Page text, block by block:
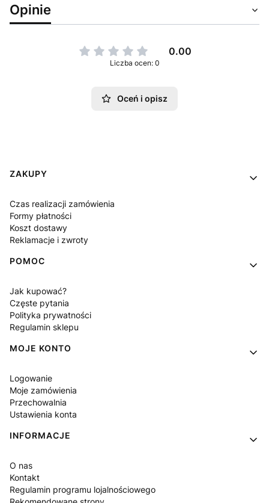
Opinie
0.00
Liczba ocen: 0
Oceń i opisz
Linki w stopce
ZAKUPY
Czas realizacji zamówienia
Formy płatności
Koszt dostawy
Reklamacje i zwroty
POMOC
Jak kupować?
Częste pytania
Polityka prywatności
Regulamin sklepu
MOJE KONTO
Logowanie
Moje zamówienia
Przechowalnia
Ustawienia konta
INFORMACJE
O nas
Kontakt
Regulamin programu lojalnościowego